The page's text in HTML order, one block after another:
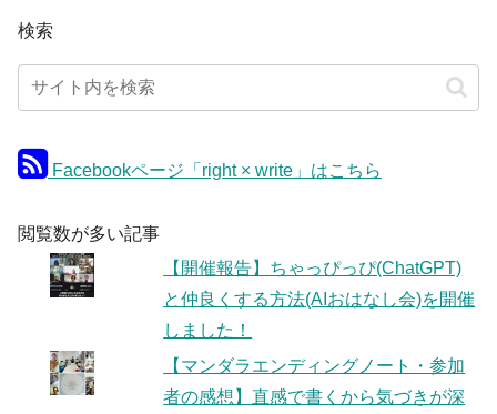
検索
Facebookページ「right × write」はこちら
閲覧数が多い記事
【開催報告】ちゃっぴっぴ(ChatGPT)
と仲良くする方法(AIおはなし会)を開催
しました！
【マンダラエンディングノート・参加
者の感想】直感で書くから気づきが深